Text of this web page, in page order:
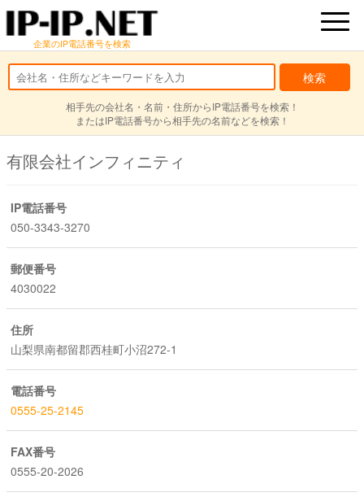
企業のIP電話番号を検索
相手先の会社名・名前・住所からIP電話番号を検索！
またはIP電話番号から相手先の名前などを検索！
有限会社インフィニティ
IP電話番号
050-3343-3270
郵便番号
4030022
住所
山梨県南都留郡西桂町小沼272-1
電話番号
0555-25-2145
FAX番号
0555-20-2026